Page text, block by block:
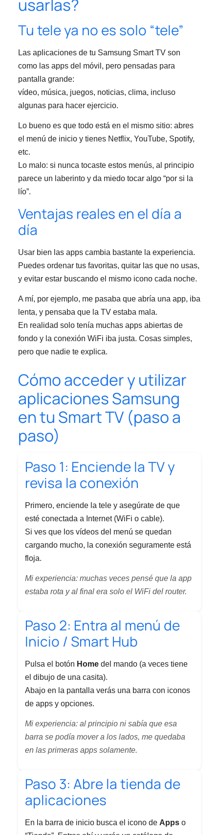
usarlas?
Tu tele ya no es solo “tele”
Las aplicaciones de tu Samsung Smart TV son
como las apps del móvil, pero pensadas para
pantalla grande:
vídeo, música, juegos, noticias, clima, incluso
algunas para hacer ejercicio.
Lo bueno es que todo está en el mismo sitio: abres
el menú de inicio y tienes Netflix, YouTube, Spotify,
etc.
Lo malo: si nunca tocaste estos menús, al principio
parece un laberinto y da miedo tocar algo “por si la
lío”.
Ventajas reales en el día a
día
Usar bien las apps cambia bastante la experiencia.
Puedes ordenar tus favoritas, quitar las que no usas,
y evitar estar buscando el mismo icono cada noche.
A mí, por ejemplo, me pasaba que abría una app, iba
lenta, y pensaba que la TV estaba mala.
En realidad solo tenía muchas apps abiertas de
fondo y la conexión WiFi iba justa. Cosas simples,
pero que nadie te explica.
Cómo acceder y utilizar
aplicaciones Samsung
en tu Smart TV (paso a
paso)
Paso 1: Enciende la TV y
revisa la conexión
Primero, enciende la tele y asegúrate de que
esté conectada a Internet (WiFi o cable).
Si ves que los vídeos del menú se quedan
cargando mucho, la conexión seguramente está
floja.
Mi experiencia: muchas veces pensé que la app
estaba rota y al final era solo el WiFi del router.
Paso 2: Entra al menú de
Inicio / Smart Hub
Pulsa el botón Home del mando (a veces tiene
el dibujo de una casita).
Abajo en la pantalla verás una barra con iconos
de apps y opciones.
Mi experiencia: al principio ni sabía que esa
barra se podía mover a los lados, me quedaba
en las primeras apps solamente.
Paso 3: Abre la tienda de
aplicaciones
En la barra de inicio busca el icono de Apps o